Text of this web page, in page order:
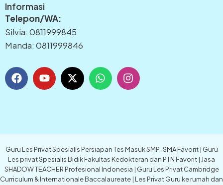
Informasi
Telepon/WA:
Silvia: 0811999845
Manda: 0811999846
F
a
c
o
Y
o
u
e
X
-
t
t
e
r
W
h
a
p
I
n
s
r
a
m
Guru Les Privat Spesialis Persiapan Tes Masuk SMP-SMA Favorit | Guru
Les privat Spesialis Bidik Fakultas Kedokteran dan PTN Favorit | Jasa
SHADOW TEACHER Profesional Indonesia | Guru Les Privat Cambridge
Curriculum & Internationale Baccalaureate | Les Privat Guru ke rumah dan